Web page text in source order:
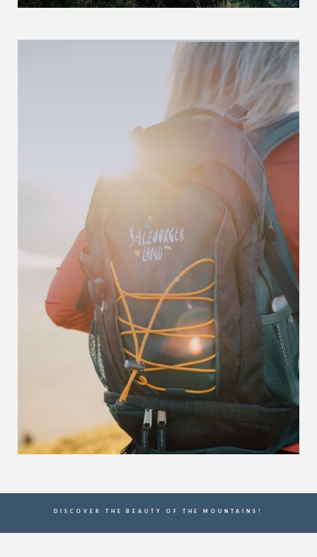
DISCOVER THE BEAUTY OF THE MOUNTAINS!